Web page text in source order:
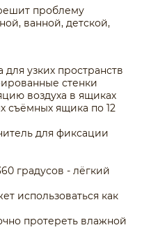
проблему
ванной, детской,
узких пространств
стенки
воздуха в ящиках
съёмных ящика по 12
для фиксации
градусов - лёгкий
использоваться как
протереть влажной